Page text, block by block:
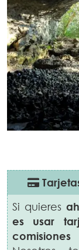
Si quieres
es usar